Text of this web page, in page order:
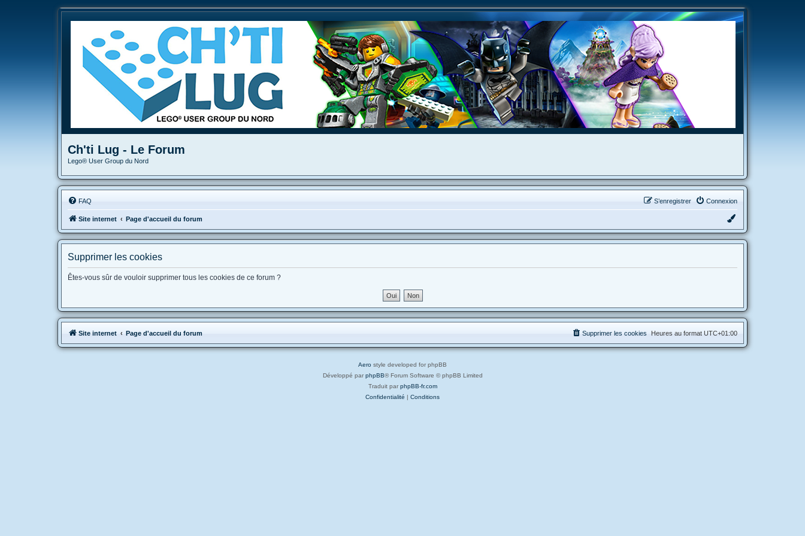
Ch'ti Lug - Le Forum
Lego® User Group du Nord
FAQ Connexion
S’enregistrer
Site internet Page d'accueil du forum
Supprimer les cookies
Êtes-vous sûr de vouloir supprimer tous les cookies de ce forum ?
Site internet Page d'accueil du forum Heures au format UTC+01:00
Supprimer les cookies
Aero style developed for phpBB
Développé par phpBB® Forum Software © phpBB Limited
Traduit par phpBB-fr.com
Confidentialité | Conditions